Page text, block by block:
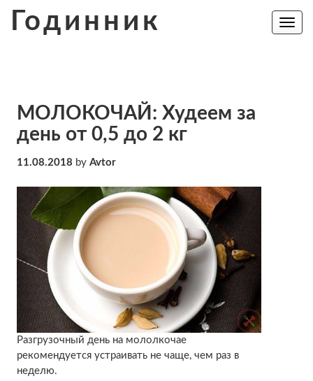
Годинник
Toggle
МОЛОКОЧАЙ: Худеем за
день от 0,5 до 2 кг
11.08.2018 by Avtor
Разгрузочный день на мололкочае
рекомендуется устраивать не чаще, чем раз в
неделю.